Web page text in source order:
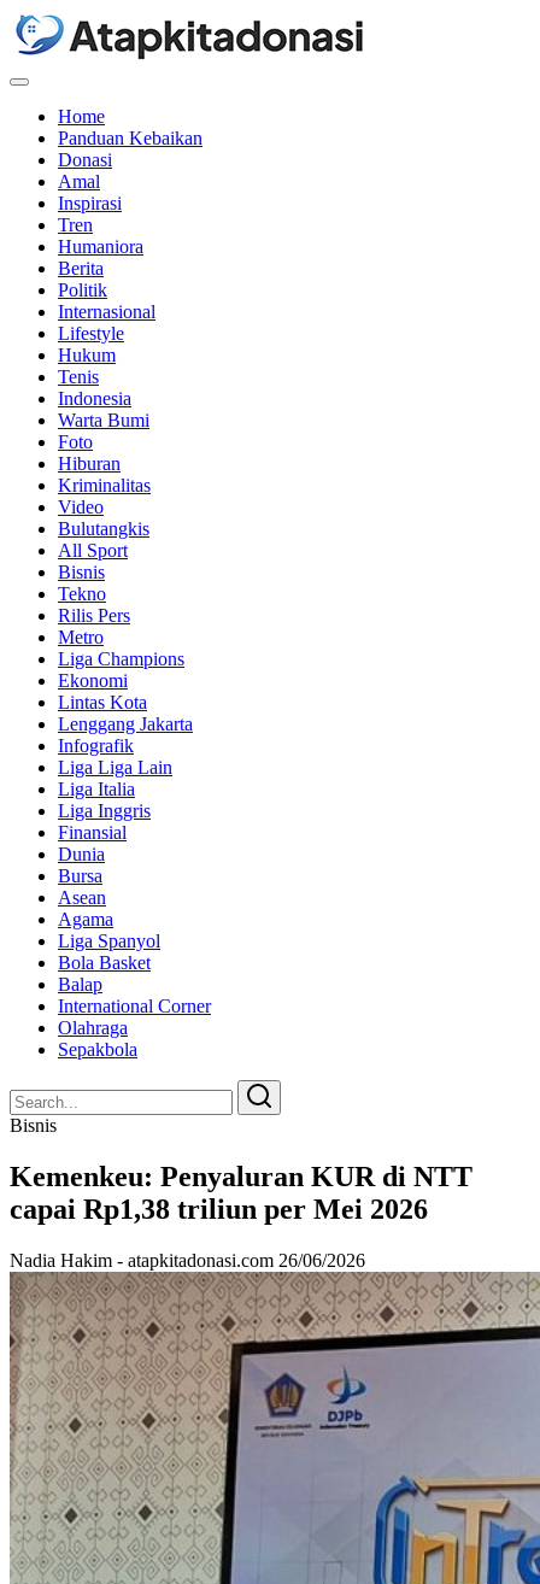
Menu
Home
Panduan Kebaikan
Donasi
Amal
Inspirasi
Tren
Humaniora
Berita
Politik
Internasional
Lifestyle
Hukum
Tenis
Indonesia
Warta Bumi
Foto
Hiburan
Kriminalitas
Video
Bulutangkis
All Sport
Bisnis
Tekno
Rilis Pers
Metro
Liga Champions
Ekonomi
Lintas Kota
Lenggang Jakarta
Infografik
Liga Liga Lain
Liga Italia
Liga Inggris
Finansial
Dunia
Bursa
Asean
Agama
Liga Spanyol
Bola Basket
Balap
International Corner
Olahraga
Sepakbola
Search
for:
Search
Bisnis
Kemenkeu: Penyaluran KUR di NTT
capai Rp1,38 triliun per Mei 2026
Nadia Hakim - atapkitadonasi.com 26/06/2026